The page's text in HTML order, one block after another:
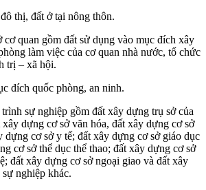
thị, đất ở tại nông thôn.
quan gồm đất sử dụng vào mục đích xây
làm việc của cơ quan nhà nước, tổ chức
trị – xã hội.
đích quốc phòng, an ninh.
sự nghiệp gồm đất xây dựng trụ sở của
dựng cơ sở văn hóa, đất xây dựng cơ sở
dựng cơ sở y tế; đất xây dựng cơ sở giáo dục
cơ sở thể dục thể thao; đất xây dựng cơ sở
đất xây dựng cơ sở ngoại giao và đất xây
nghiệp khác.